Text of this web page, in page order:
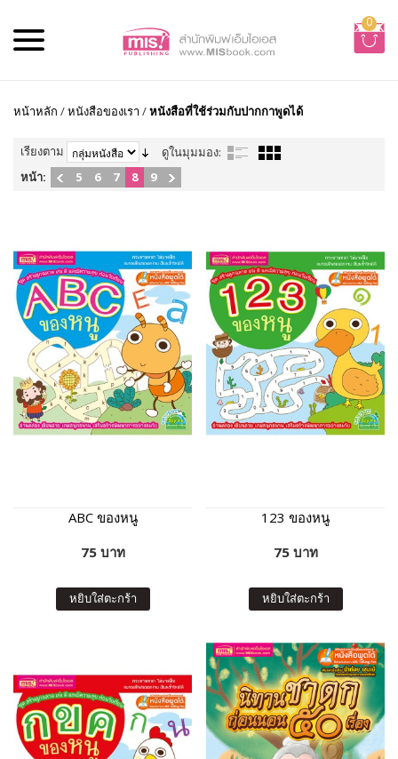
0
หน้าหลัก /หนังสือของเรา /หนังสือที่ใช้ร่วมกับปากกาพูดได้
เรียงตาม
ดูในมุมมอง:
หน้า:
5 6 7 8 9
ABC ของหนู
75 บาท
หยิบใส่ตะกร้า
123 ของหนู
75 บาท
หยิบใส่ตะกร้า